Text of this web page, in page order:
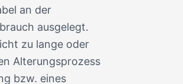
an der
ausgelegt.
zu lange oder
Alterungsprozess
bzw. eines